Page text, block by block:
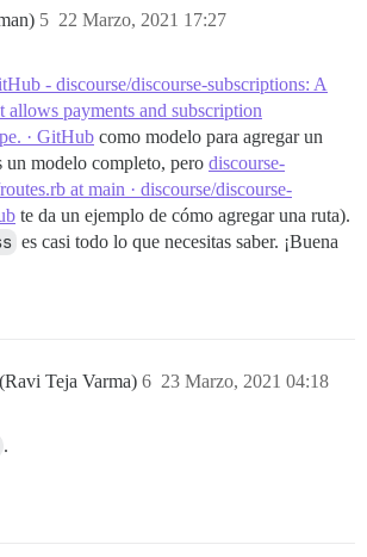
22 Marzo, 2021 17:27
5
- discourse/discourse-subscriptions: A
allows payments and subscription
· GitHub como modelo para agregar un
un modelo completo, pero discourse-
at main · discourse/discourse-
te da un ejemplo de cómo agregar una ruta).
es casi todo lo que necesitas saber. ¡Buena
(Ravi Teja Varma) 23 Marzo, 2021 04:18
6
.